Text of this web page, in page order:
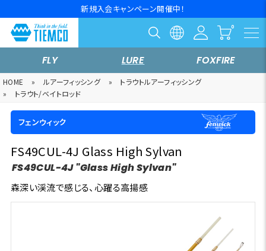
新規入会キャンペーン開催中！
FLY LURE FOXFIRE
HOME » ルアーフィッシング »
トラウトルアーフィッシング
»
トラウト/ベイトロッド
フェンウィック
FS49CUL-4J Glass High Sylvan
FS49CUL-4J "Glass High Sylvan"
森深い渓流で感じる、心躍る高揚感